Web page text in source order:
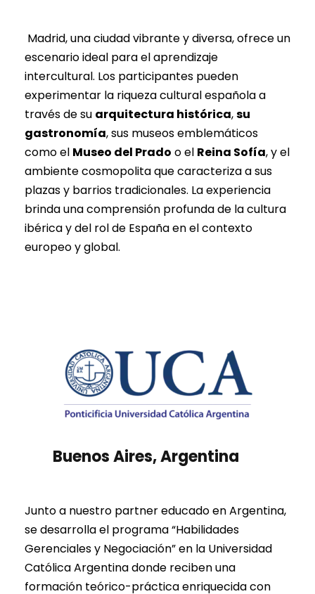
Madrid, una ciudad vibrante y diversa, ofrece un
escenario ideal para el aprendizaje
intercultural. Los participantes pueden
experimentar la riqueza cultural española a
través de su arquitectura histórica,su
gastronomía, sus museos emblemáticos
como el Museo del Prado o el Reina Sofía, y el
ambiente cosmopolita que caracteriza a sus
plazas y barrios tradicionales. La experiencia
brinda una comprensión profunda de la cultura
ibérica y del rol de España en el contexto
europeo y global.
Buenos Aires, Argentina
Junto a nuestro partner educado en Argentina,
se desarrolla el programa “Habilidades
Gerenciales y Negociación” en la Universidad
Católica Argentina donde reciben una
formación teórico-práctica enriquecida con